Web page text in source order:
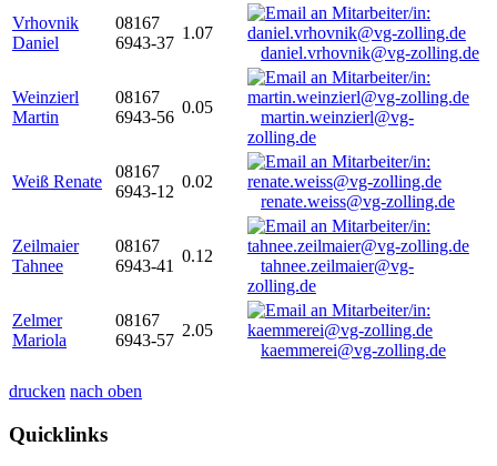
Vrhovnik
Daniel
08167
6943-37
1.07
daniel.vrhovnik@vg-zolling.de
Weinzierl
Martin
08167
6943-56
0.05
martin.weinzierl@vg-
zolling.de
Weiß Renate
08167
6943-12
0.02
renate.weiss@vg-zolling.de
Zeilmaier
Tahnee
08167
6943-41
0.12
tahnee.zeilmaier@vg-
zolling.de
Zelmer
Mariola
08167
6943-57
2.05
kaemmerei@vg-zolling.de
drucken nach oben
Quicklinks